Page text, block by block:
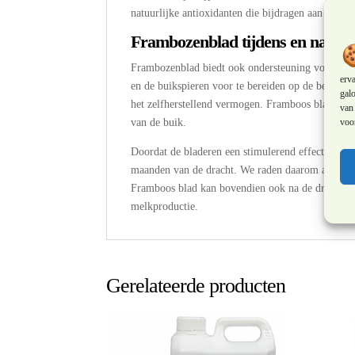
natuurlijke antioxidanten die bijdragen aan de
Frambozenblad tijdens en na de
Frambozenblad biedt ook ondersteuning voor
en de buikspieren voor te bereiden op de
het zelfherstellend vermogen. Framboos blad
van de buik.
Doordat de bladeren een stimulerend effect
maanden van de dracht. We raden daarom aan
Framboos blad kan bovendien ook na de dracht
melkproductie.
Gerelateerde producten